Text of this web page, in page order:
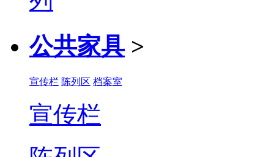
公共家具 >
宣传栏 陈列区 档案室
宣传栏